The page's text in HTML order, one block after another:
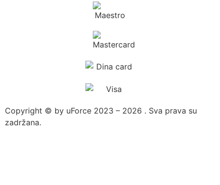
Copyright © by uForce 2023 – 2026 . Sva prava su
zadržana.